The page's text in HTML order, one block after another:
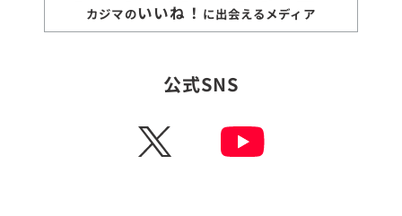
カジマのいいね！ に出会えるメディア
公式SNS
X